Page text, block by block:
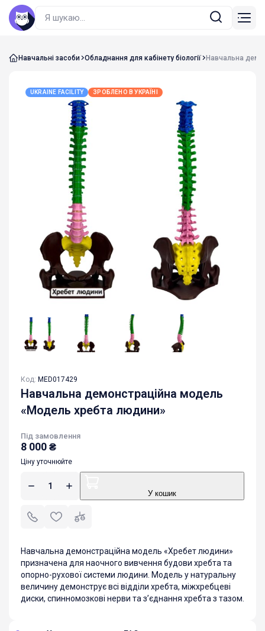
Навчальні засоби Обладнання для кабінету біології Навчальна
UKRAINE FACILITY ЗРОБЛЕНО В УКРАЇНІ
Код: MED017429
Навчальна демонстраційна модель
«Модель хребта людини»
Під замовлення
8 000₴
Ціну уточнюйте
У кошик
Навчальна демонстраційна модель «Хребет людини»
призначена для наочного вивчення будови хребта та
опорно-рухової системи людини. Модель у натуральну
величину демонструє всі відділи хребта, міжхребцеві
диски, спинномозкові нерви та з’єднання хребта з тазом.